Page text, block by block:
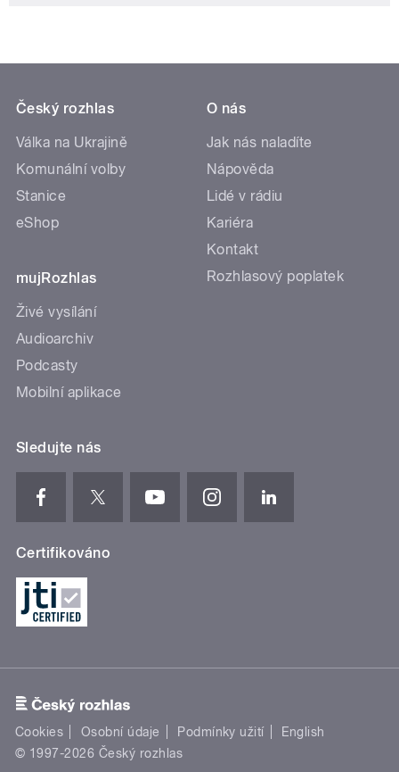
Český rozhlas
Válka na Ukrajině
Komunální volby
Stanice
eShop
mujRozhlas
Živé vysílání
Audioarchiv
Podcasty
Mobilní aplikace
O nás
Jak nás naladíte
Nápověda
Lidé v rádiu
Kariéra
Kontakt
Rozhlasový poplatek
Sledujte nás
Certifikováno
Cookies Osobní údaje Podmínky užití
English
© 1997-2026 Český rozhlas